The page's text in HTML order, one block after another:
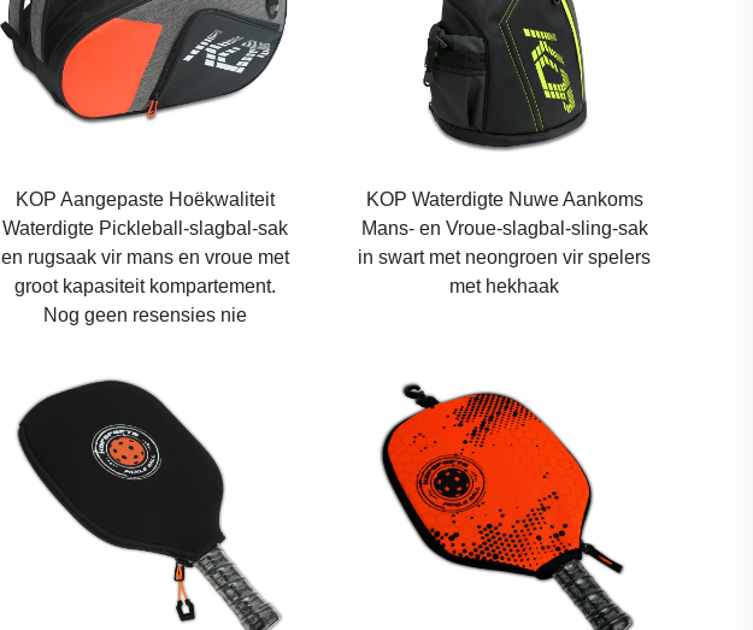
KOP Aangepaste Hoëkwaliteit
Waterdigte Pickleball-slagbal-sak
en rugsaak vir mans en vroue met
groot kapasiteit kompartement.
Nog geen resensies nie
KOP Waterdigte Nuwe Aankoms
Mans- en Vroue-slagbal-sling-sak
in swart met neongroen vir spelers
met hekhaak